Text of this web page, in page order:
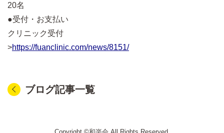
20名
●受付・お支払い
クリニック受付
>https://fuanclinic.com/news/8151/
ブログ記事一覧